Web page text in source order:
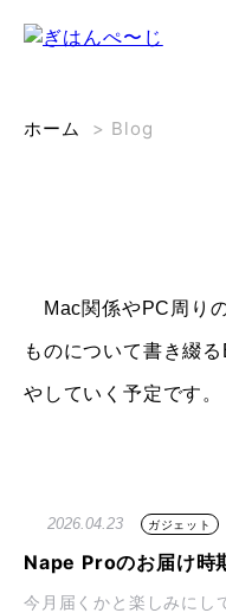
ホーム > Blog
Mac関係やPC周り
ものについて書き綴
やしていく予定です。
2026.04.23 ガジェット
Nape Proのお届け時
今月届くかと楽しみに